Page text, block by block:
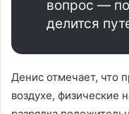
вопрос —
делится
Денис отмечает, что
воздухе, физические